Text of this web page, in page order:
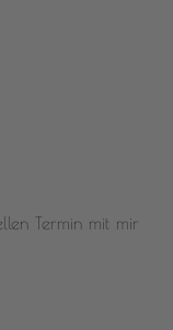
Termin mit mir